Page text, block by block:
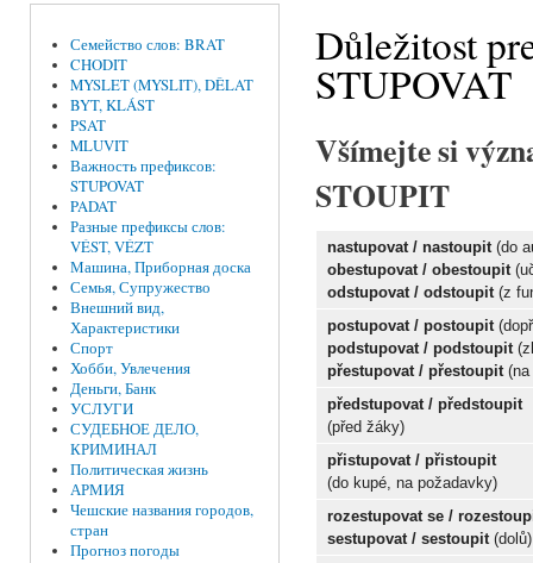
Семейство слов: BRAT
CHODIT
MYSLET (MYSLIT), DĚLAT
BYT, KLÁST
PSAT
MLUVIT
Важность префиксов:
STUPOVAT
PADAT
Разные префиксы слов:
VÉST, VÉZT
Машина, Приборная доска
Семья, Супружество
Внешний вид,
Характеристики
Спорт
Хобби, Увлечения
Деньги, Банк
УСЛУГИ
СУДЕБНОЕ ДЕЛО,
КРИМИНАЛ
Политическая жизнь
АРМИЯ
Чешские названия городов,
стран
Прогноз погоды
Důležitost
STUPOVAT
Všímejte si
STOUPIT
nastupovat / nastoupit(do
obestupovat / obestoupit
odstupovat / odstoupit(z
postupovat / postoupit
podstupovat/ podstoupit(
přestupovat/ přestoupit(na
předstupovat/ předstoupit
(před žáky)
přistupovat/ přistoupit
(do kupé, na požadavky)
rozestupovat se /
sestupovat / sestoupit(dolů)